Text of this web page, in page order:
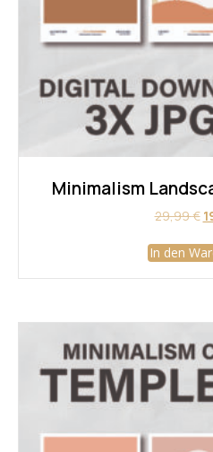
Minimalism
29,99€
In den